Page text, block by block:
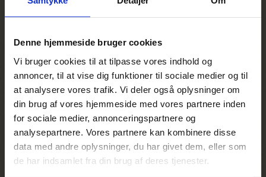
Denne hjemmeside bruger cookies
Vi bruger cookies til at tilpasse vores indhold og
annoncer, til at vise dig funktioner til sociale medier og til
at analysere vores trafik. Vi deler også oplysninger om
din brug af vores hjemmeside med vores partnere inden
for sociale medier, annonceringspartnere og
analysepartnere. Vores partnere kan kombinere disse
data med andre oplysninger, du har givet dem, eller som
de har indsamlet fra din brug af deres tjenester.
Ultimativ safari –
Rovos Rail og